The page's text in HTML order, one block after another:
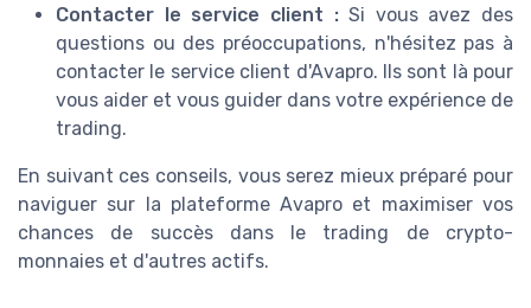
Contacter le service client :Si vous avez des
questions ou des préoccupations, n'hésitez pas à
contacter le service client d'Avapro. Ils sont là pour
vous aider et vous guider dans votre expérience de
trading.
En suivant ces conseils, vous serez mieux préparé pour
naviguer sur la plateforme Avapro et maximiser vos
chances de succès dans le trading de crypto-
monnaies et d'autres actifs.